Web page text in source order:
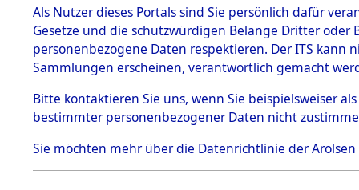
Effekten
1.2.9.1
Effekten aus
dem KZ
Dachau
1.2.9.2
Effekten aus
dem KZ
Bayerisches
Als Nutzer dieses Portals sind Sie persönlich dafür
Gesetze und die schutzwürdigen Belange Dritter
personenbezogene Daten respektieren. Der ITS
Sammlungen erscheinen, verantwortlich gemacht
Bitte kontaktieren Sie uns, wenn Sie beispielsweiser
bestimmter personenbezogener Daten nicht
Sie möchten mehr über die Datenrichtlinie der Arolsen